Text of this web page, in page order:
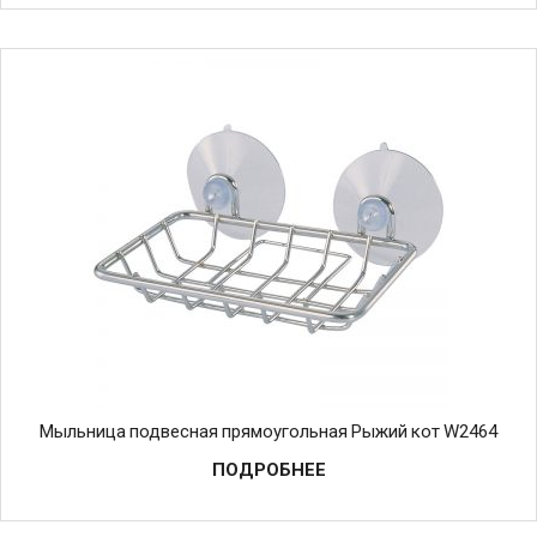
Мыльница подвесная прямоугольная Рыжий кот W2464
ПОДРОБНЕЕ